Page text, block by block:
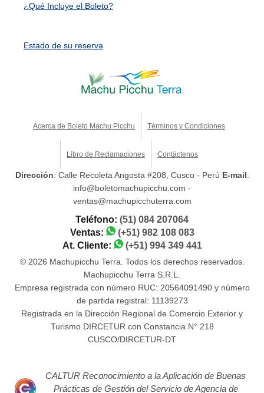
¿Qué Incluye el Boleto?
Estado de su reserva
Acerca de Boleto Machu Picchu Términos y Condiciones
Libro de Reclamaciones Contáctenos
Dirección: Calle Recoleta Angosta #208, Cusco - Perú E-mail:
info@boletomachupicchu.com -
ventas@machupicchuterra.com
Teléfono: (51) 084 207064
Ventas:
(+51) 982 108 083
At. Cliente:
(+51) 994 349 441
© 2026 Machupicchu Terra. Todos los derechos reservados.
Machupicchu Terra S.R.L.
Empresa registrada con número RUC: 20564091490 y número
de partida registral: 11139273
Registrada en la Dirección Regional de Comercio Exterior y
Turismo DIRCETUR con Constancia N° 218
CUSCO/DIRCETUR-DT
CALTUR Reconocimiento a la Aplicación de Buenas
Prácticas de Gestión del Servicio de Agencia de